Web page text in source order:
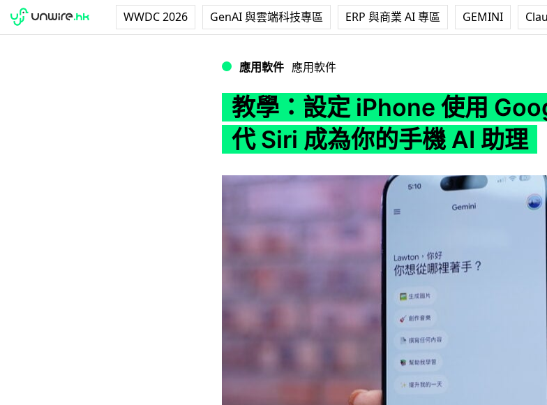
WWDC 2026 GenAI 與雲端科技專區 ERP 與商業 AI 專區 GEMINI
應用軟件 應用軟件
教學：設定 iPhone 使用
代 Siri 成為你的手機 AI 助理